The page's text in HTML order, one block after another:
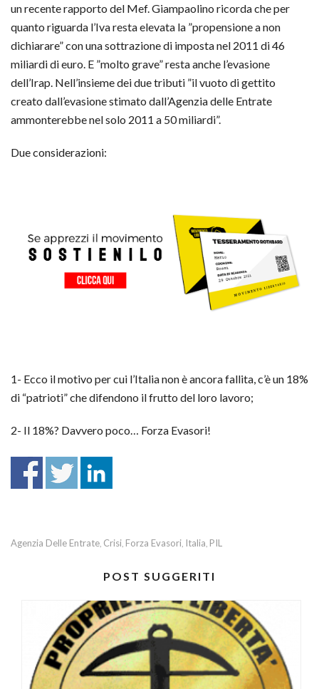
un recente rapporto del Mef. Giampaolino ricorda che per
quanto riguarda l’Iva resta elevata la ”propensione a non
dichiarare” con una sottrazione di imposta nel 2011 di 46
miliardi di euro. E ”molto grave” resta anche l’evasione
dell’Irap. Nell’insieme dei due tributi ”il vuoto di gettito
creato dall’evasione stimato dall’Agenzia delle Entrate
ammonterebbe nel solo 2011 a 50 miliardi”.
Due considerazioni:
1- Ecco il motivo per cui l’Italia non è ancora fallita, c’è un 18%
di “patrioti” che difendono il frutto del loro lavoro;
2- Il 18%? Davvero poco… Forza Evasori!
Agenzia Delle Entrate, Crisi, Forza Evasori, Italia, PIL
POST SUGGERITI